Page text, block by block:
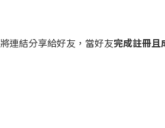
將連結分享給好友，當好友完成註冊且